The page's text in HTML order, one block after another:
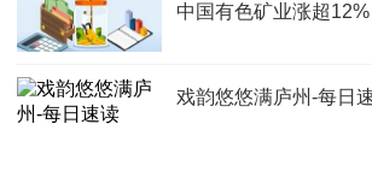
中国有色矿业涨超12%
戏韵悠悠满庐州-每日